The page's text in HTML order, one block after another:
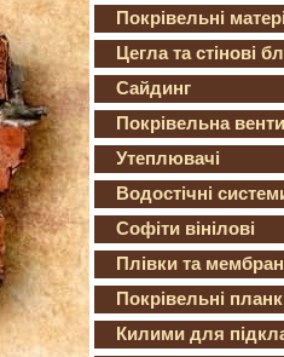
Покрівельні
Цегла та стінові
Сайдинг
Покрівельна
Утеплювачі
Водостічні
Софіти вінілові
Плівки та
Покрівельні
Килими для